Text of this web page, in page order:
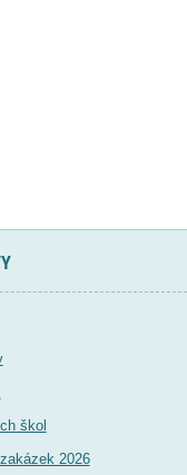
škol
2026